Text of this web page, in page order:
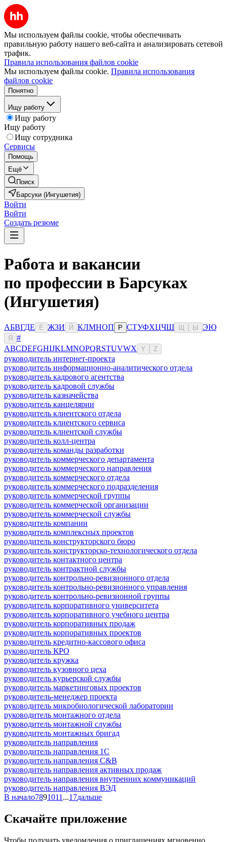
Мы используем файлы cookie, чтобы обеспечивать
правильную работу нашего веб-сайта и анализировать сетевой
трафик.
Правила использования файлов cookie
Мы используем файлы cookie. Правила использования
файлов cookie
Понятно
Ищу работу
Ищу работу
Ищу работу
Ищу сотрудника
Сервисы
Помощь
Ещё
Поиск
Барсуки (Ингушетия)
Войти
Войти
Создать резюме
Работа и вакансии
по профессии в Барсуках
(Ингушетия)
АБВГДЕ Ё ЖЗИ Й КЛМНОП Р СТУФХЦЧШ Ы ЭЮ
Я
#
ABCDEFGHIJKLMNOPQRSTUVWX Y Z
руководитель интернет-проекта
руководитель информационно-аналитического отдела
руководитель кадрового агентства
руководитель кадровой службы
руководитель казначейства
руководитель канцелярии
руководитель клиентского отдела
руководитель клиентского сервиса
руководитель клиентской службы
руководитель колл-центра
руководитель команды разработки
руководитель коммерческого департамента
руководитель коммерческого направления
руководитель коммерческого отдела
руководитель коммерческого подразделения
руководитель коммерческой группы
руководитель коммерческой организации
руководитель коммерческой службы
руководитель компании
руководитель комплексных проектов
руководитель конструкторского бюро
руководитель конструкторско-технологического отдела
руководитель контактного центра
руководитель контрактной службы
руководитель контрольно-ревизионного отдела
руководитель контрольно-ревизионного управления
руководитель контрольно-ревизионной группы
руководитель корпоративного университета
руководитель корпоративного учебного центра
руководитель корпоративных продаж
руководитель корпоративных проектов
руководитель кредитно-кассового офиса
руководитель КРО
руководитель кружка
руководитель кузовного цеха
руководитель курьерской службы
руководитель маркетинговых проектов
руководитель-менеджер проекта
руководитель микробиологической лаборатории
руководитель монтажного отдела
руководитель монтажной службы
руководитель монтажных бригад
руководитель направления
руководитель направления 1С
руководитель направления C&B
руководитель направления активных продаж
руководитель направления внутренних коммуникаций
руководитель направления ВЭД
В начало7891011 ...17дальше
Скачайте приложение
Чтобы получать уведомления о приглашениях мгновенно